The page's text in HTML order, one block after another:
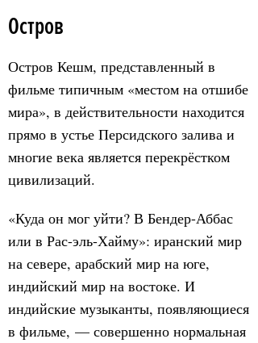
Остров
Остров Кешм, представленный в
фильме типичным «местом на отшибе
мира», в действительности находится
прямо в устье Персидского залива и
многие века является перекрёстком
цивилизаций.
«Куда он мог уйти? В Бендер-Аббас
или в Рас-эль-Хайму»: иранский мир
на севере, арабский мир на юге,
индийский мир на востоке. И
индийские музыканты, появляющиеся
в фильме, — совершенно нормальная